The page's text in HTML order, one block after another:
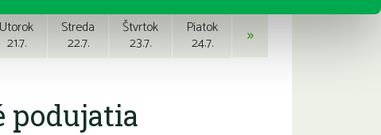
Utorok
21.7.
Streda
22.7.
Štvrtok
23.7.
Piatok
24.7. »
podujatia